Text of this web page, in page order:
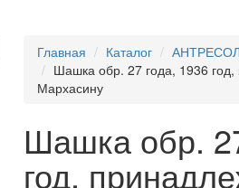
Главная Каталог
Шашка обр. 27 года, 1936
Мархасину
Шашка обр.
год,